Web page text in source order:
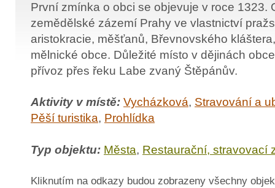
První zmínka o obci se objevuje v roce 1323.
zemědělské zázemí Prahy ve vlastnictví
aristokracie, měšťanů, Břevnovského
mělnické obce. Důležité místo v dějinách
přívoz přes řeku Labe zvaný Štěpánův.
Aktivity v místě: Vycházková, Stravování a
Pěší turistika, Prohlídka
Typ objektu: Města, Restaurační, stravovací
Kliknutím na odkazy budou zobrazeny všechny